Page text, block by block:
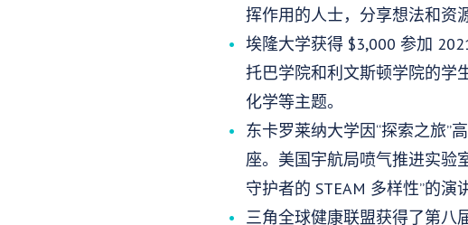
挥作用的人士，分享想法和资
埃隆大学获得 $3,000 参加
托巴学院和利文斯顿学院的学
化学等主题。
东卡罗莱纳大学因“探索之旅”
座。美国宇航局喷气推进实验
守护者的 STEAM 多样性”的演
三角全球健康联盟获得了第八